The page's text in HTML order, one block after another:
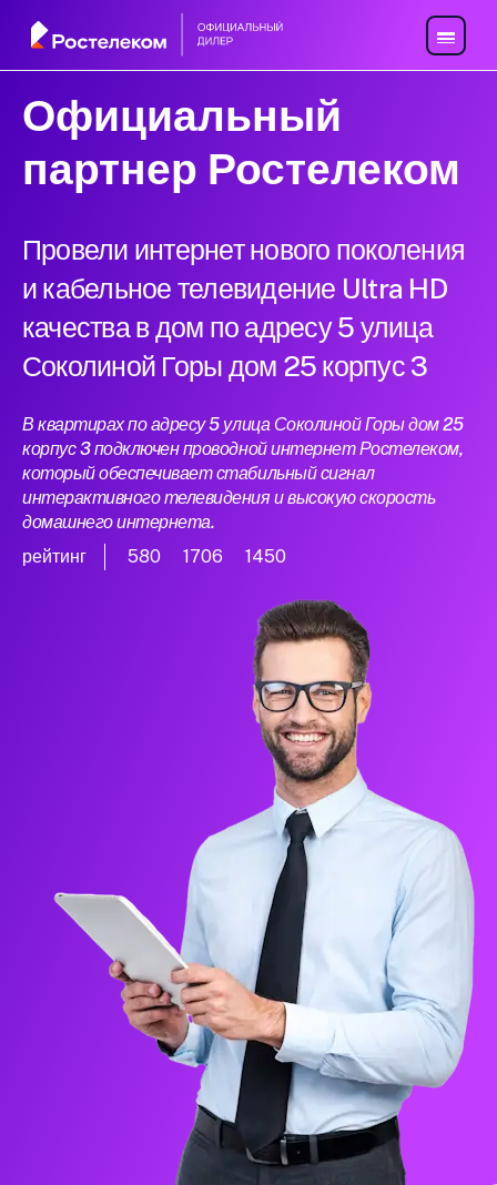
Официальный
партнер Ростелеком
Провели интернет нового поколения
и кабельное телевидение Ultra HD
качества в дом по адресу 5 улица
Соколиной Горы дом 25 корпус 3
В квартирах по адресу 5 улица Соколиной Горы дом 25
корпус 3 подключен проводной интернет Ростелеком,
который обеспечивает стабильный сигнал
интерактивного телевидения и высокую скорость
домашнего интернета.
рейтинг
580 1706 1450